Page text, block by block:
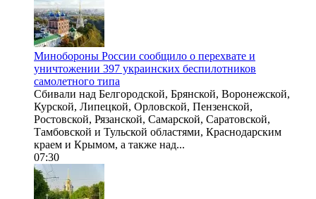
Минобороны России сообщило о перехвате и
уничтожении 397 украинских беспилотников
самолетного типа
Сбивали над Белгородской, Брянской, Воронежской,
Курской, Липецкой, Орловской, Пензенской,
Ростовской, Рязанской, Самарской, Саратовской,
Тамбовской и Тульской областями, Краснодарским
краем и Крымом, а также над...
07:30